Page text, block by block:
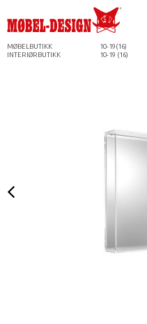
MØBELBUTIKK 10-19(16)
INTERIØRBUTIKK
10-19 (16)